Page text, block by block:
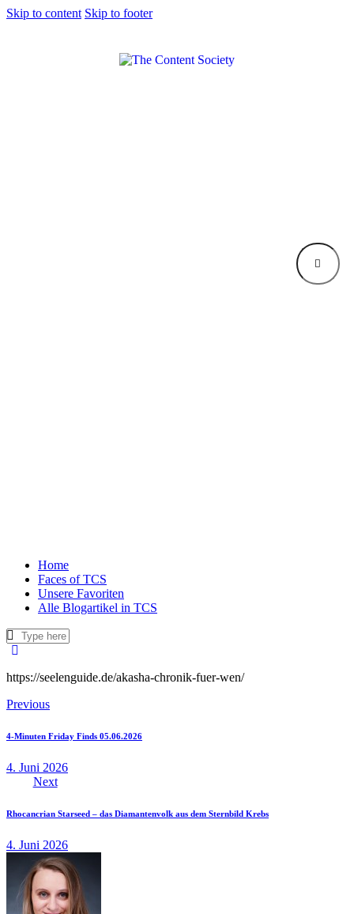
Skip to content Skip to footer
Home
Faces of TCS
Unsere Favoriten
Alle Blogartikel in TCS
https://seelenguide.de/akasha-chronik-fuer-wen/
Previous
4-Minuten Friday Finds 05.06.2026
4. Juni 2026
Next
Rhocancrian Starseed – das Diamantenvolk aus dem Sternbild Krebs
4. Juni 2026